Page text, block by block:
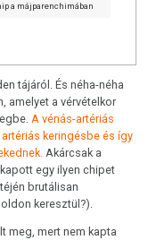
a májparenchimában
tájáról. És néha-néha
amelyet a vérvételkor
A vénás-artériás
keringésbe és így
Akárcsak a
egy ilyen chipet
brutálisan
keresztül?).
meg, mert nem kapta